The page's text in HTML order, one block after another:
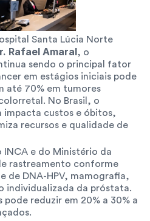
Santa Lúcia Norte
Rafael Amaral, o
sendo o principal fator
em estágios iniciais pode
até 70% em tumores
No Brasil, o
custos e óbitos,
recursos e qualidade de
INCA e do Ministério da
rastreamento conforme
de DNA-HPV, mamografia,
individualizada da próstata.
pode reduzir em 20% a 30% a